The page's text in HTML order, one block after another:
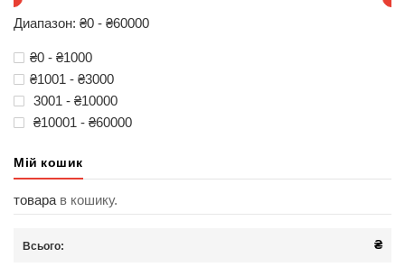
Диапазон: ₴0 - ₴60000
₴0 - ₴1000
₴1001 - ₴3000
3001 - ₴10000
₴10001 - ₴60000
Мій кошик
товара в кошику.
Всього: ₴